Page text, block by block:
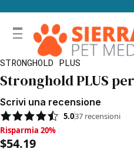
STRONGHOLD PLUS
Stronghold PLUS
Scrivi una recensione
5.037 recensioni
Risparmia 20%, $54.19
Risparmia 20%
$54.19